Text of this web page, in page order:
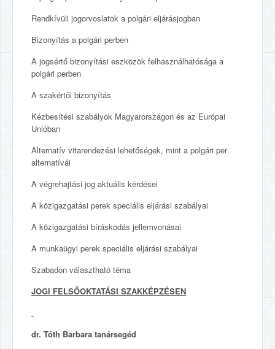
Rendkívüli jogorvoslatok a polgári eljárásjogban
Bizonyítás a polgári perben
A jogsértő bizonyítási eszközök felhasználhatósága a
polgári perben
A szakértői bizonyítás
Kézbesítési szabályok Magyarországon és az Európai
Unióban
Alternatív vitarendezési lehetőségek, mint a polgári per
alternatívái
A végrehajtási jog aktuális kérdései
A közigazgatási perek speciális eljárási szabályai
A közigazgatási bíráskodás jellemvonásai
A munkaügyi perek speciális eljárási szabályai
Szabadon választható téma
JOGI FELSŐOKTATÁSI SZAKKÉPZÉSEN
dr. Tóth Barbara tanársegéd